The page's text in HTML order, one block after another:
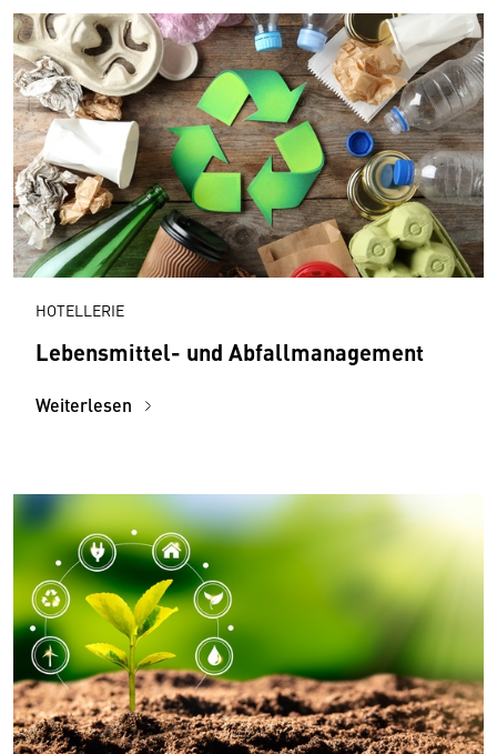
HOTELLERIE
Lebensmittel- und Abfallmanagement
Weiterlesen